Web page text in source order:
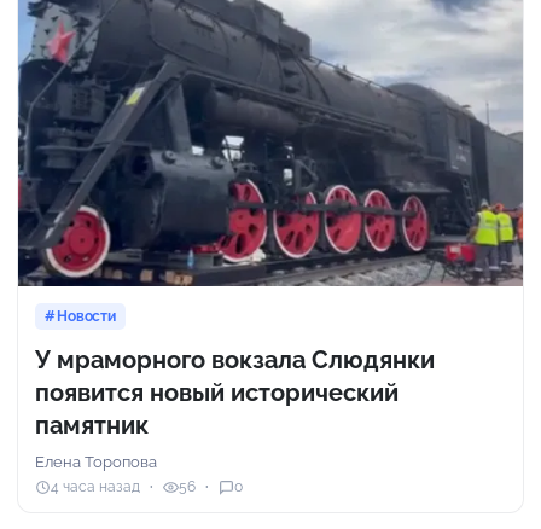
Новости
У мраморного вокзала Слюдянки
появится новый исторический
памятник
Елена Торопова
4 часа назад 56 0